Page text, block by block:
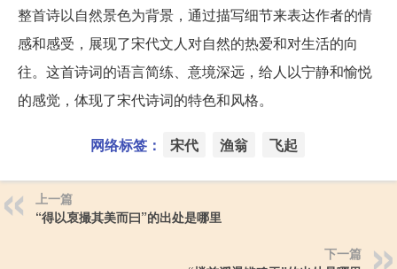
整首诗以自然景色为背景，通过描写细节来表达作者的情
感和感受，展现了宋代文人对自然的热爱和对生活的向
往。这首诗词的语言简练、意境深远，给人以宁静和愉悦
的感觉，体现了宋代诗词的特色和风格。
网络标签： 宋代 渔翁 飞起
上一篇
“得以裒撮其美而曰”的出处是哪里
下一篇